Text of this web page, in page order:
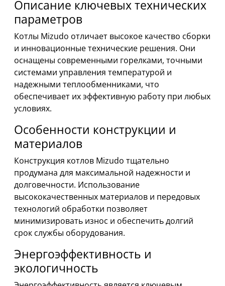
Описание ключевых технических
параметров
Котлы Mizudo отличает высокое качество сборки
и инновационные технические решения. Они
оснащены современными горелками, точными
системами управления температурой и
надежными теплообменниками, что
обеспечивает их эффективную работу при любых
условиях.
Особенности конструкции и
материалов
Конструкция котлов Mizudo тщательно
продумана для максимальной надежности и
долговечности. Использование
высококачественных материалов и передовых
технологий обработки позволяет
минимизировать износ и обеспечить долгий
срок службы оборудования.
Энергоэффективность и
экологичность